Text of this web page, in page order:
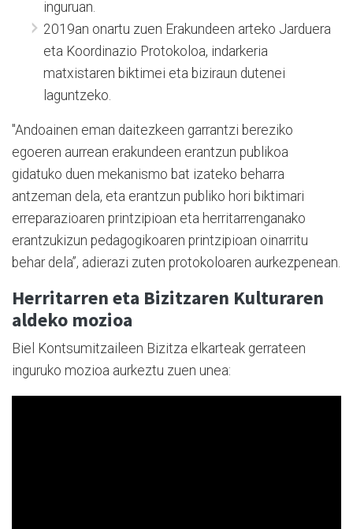
inguruan.
2019an onartu zuen Erakundeen arteko Jarduera
eta Koordinazio Protokoloa, indarkeria
matxistaren biktimei eta biziraun dutenei
laguntzeko.
"Andoainen eman daitezkeen garrantzi bereziko
egoeren aurrean erakundeen erantzun publikoa
gidatuko duen mekanismo bat izateko beharra
antzeman dela, eta erantzun publiko hori biktimari
erreparazioaren printzipioan eta herritarrenganako
erantzukizun pedagogikoaren printzipioan oinarritu
behar dela”, adierazi zuten protokoloaren aurkezpenean.
Herritarren eta Bizitzaren Kulturaren
aldeko mozioa
Biel Kontsumitzaileen Bizitza elkarteak gerrateen
inguruko mozioa aurkeztu zuen unea: